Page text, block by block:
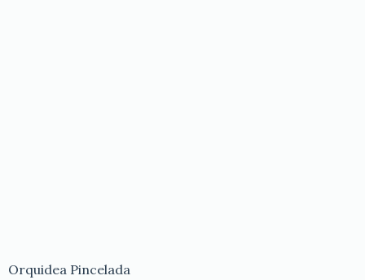
Orquidea Pincelada